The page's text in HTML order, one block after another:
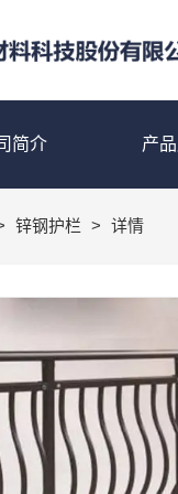
简介 产
锌钢护栏 > 详情